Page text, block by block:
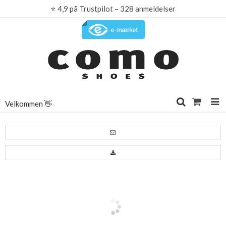
⭐ 4,9 på Trustpilot – 328 anmeldelser
Velkommen 👋